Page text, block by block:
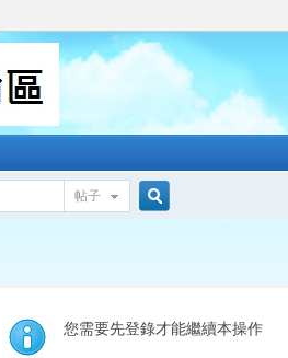
帖子
索
您需要先登錄才能繼續本操作